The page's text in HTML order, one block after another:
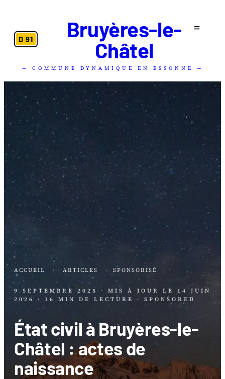
D 91
Bruyères-le-
Châtel
— COMMUNE DYNAMIQUE EN ESSONNE —
ACCUEIL · ARTICLES · SPONSORISÉ
9 SEPTEMBRE 2025 · MIS À JOUR LE 14 JUIN
2026
· 16 MIN DE LECTURE · SPONSORED
État civil à Bruyères-le-
Châtel : actes de
naissance